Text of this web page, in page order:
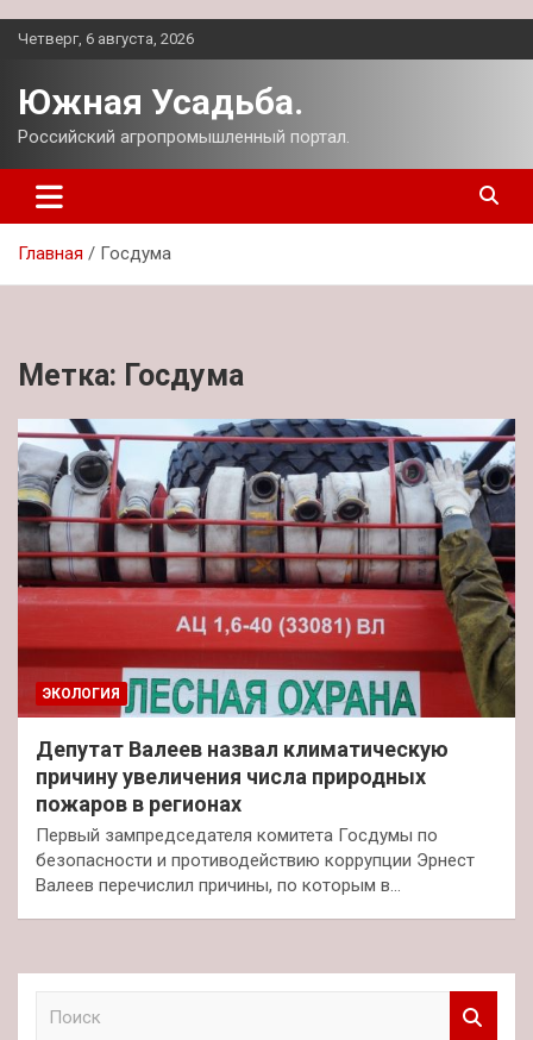
Перейти
Четверг, 6 августа, 2026
Южная Усадьба.
Российский агропромышленный портал.
Главная Госдума
Метка: Госдума
ЭКОЛОГИЯ
Депутат Валеев назвал климатическую
причину увеличения числа природных
пожаров в регионах
Первый зампредседателя комитета Госдумы по
безопасности и противодействию коррупции Эрнест
Валеев перечислил причины, по которым в…